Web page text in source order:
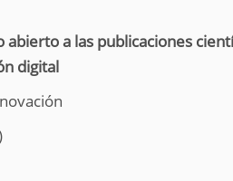
abierto a las publicaciones
digital